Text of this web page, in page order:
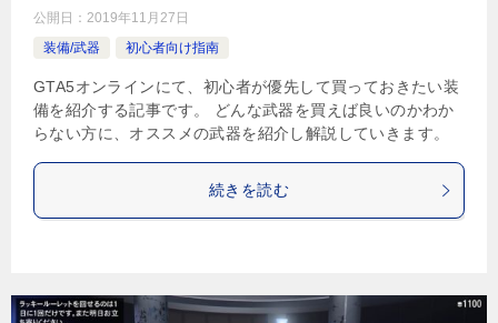
公開日： 2019年11月27日
装備/武器
初心者向け指南
GTA5オンラインにて、初心者が優先して買っておきたい装
備を紹介する記事です。 どんな武器を買えば良いのかわか
らない方に、オススメの武器を紹介し解説していきます。
続きを読む